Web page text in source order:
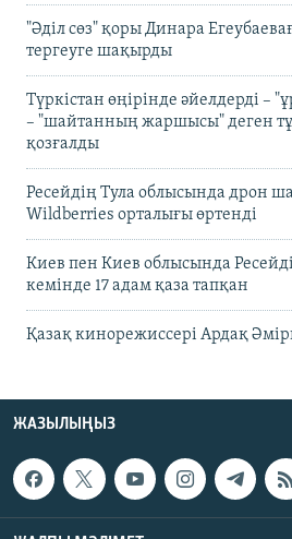
"Әділ сөз" қоры Динара
тергеуге шақырды
Түркістан өңірінде әйелдерді –
– "шайтанның жаршысы" деген
қозғалды
Ресейдің Тула облысында дрон
Wildberries орталығы өртенді
Киев пен Киев облысында
кемінде 17 адам қаза тапқан
Қазақ кинорежиссері Ардақ
ЖАЗЫЛЫҢЫЗ